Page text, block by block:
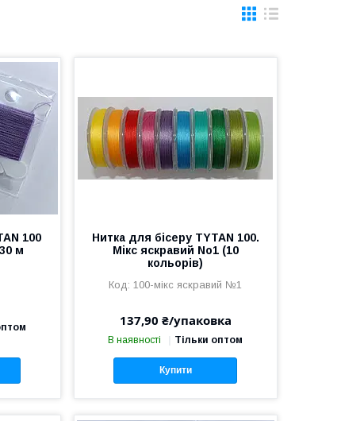
100
м
Нитка для бісеру TYTAN 100.
Мікс яскравий No1 (10
кольорів)
100-мікс яскравий №1
137,90 ₴/упаковка
В наявності Тільки оптом
Купити